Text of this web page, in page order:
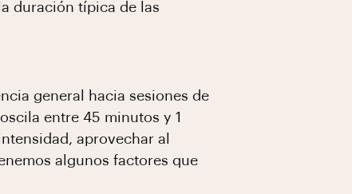
duración típica de las
general hacia sesiones de
entre 45 minutos y 1
aprovechar al
algunos factores que